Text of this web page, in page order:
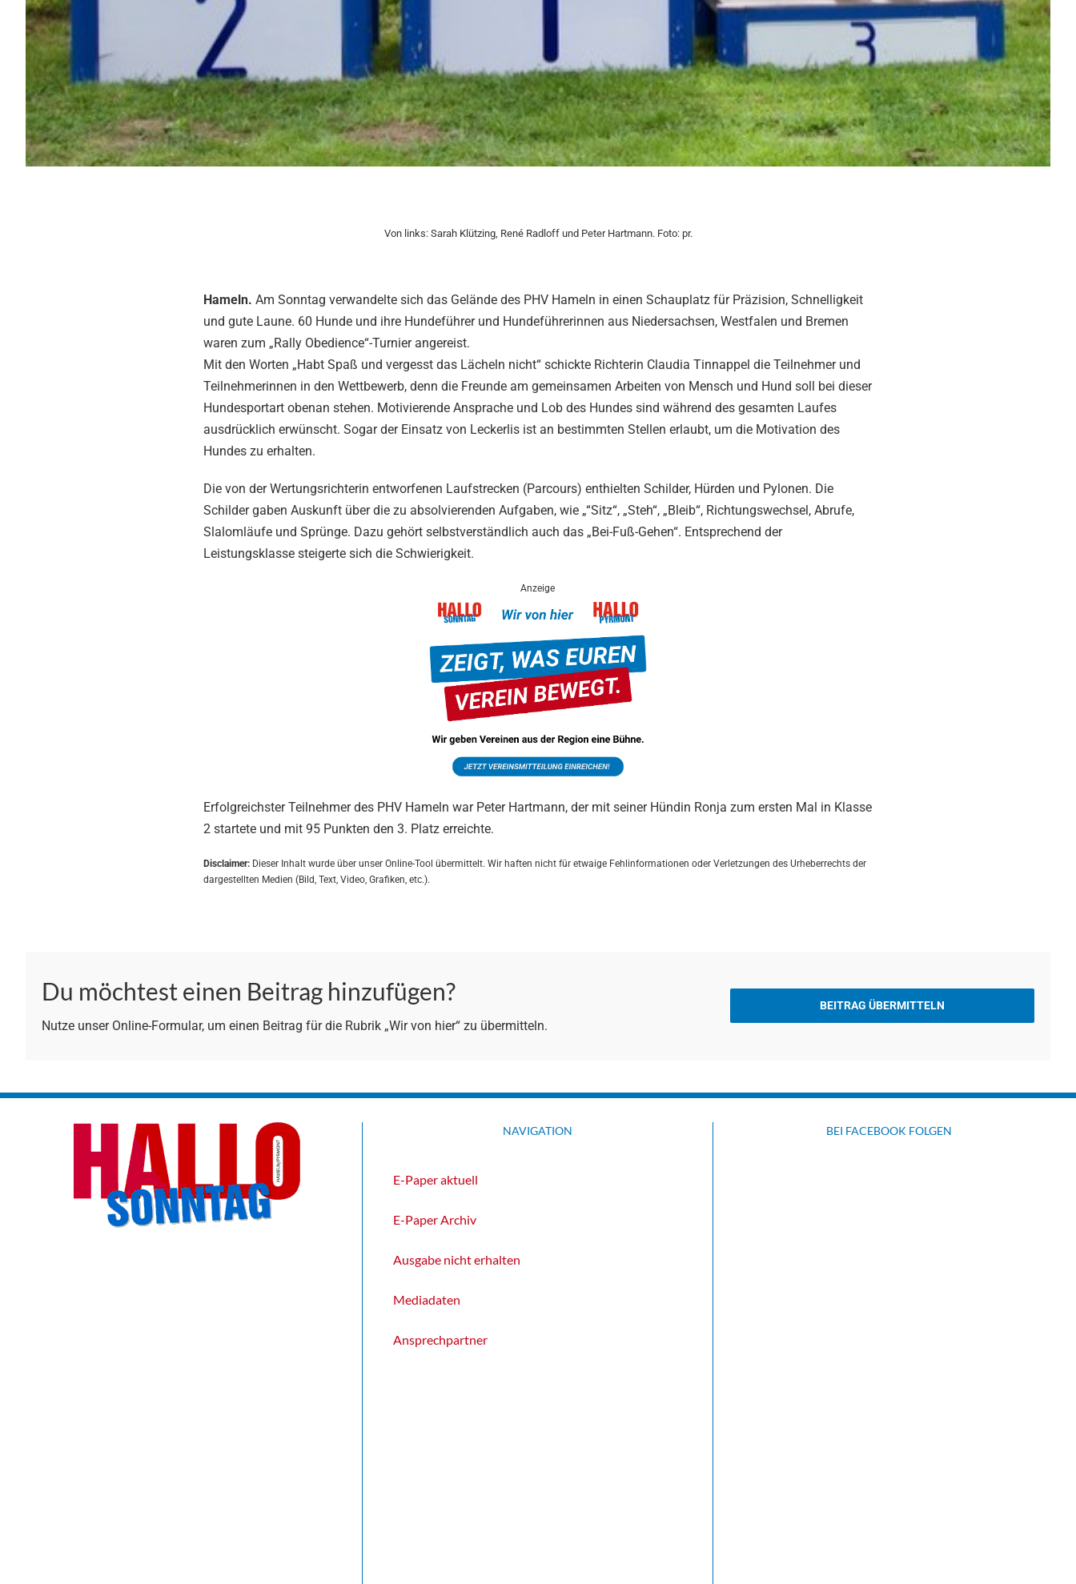
Von links: Sarah Klützing, René Radloff und Peter Hartmann. Foto: pr.
Hameln. Am Sonntag verwandelte sich das Gelände des PHV Hameln in einen Schauplatz für Präzision, Schnelligkeit
und gute Laune. 60 Hunde und ihre Hundeführer und Hundeführerinnen aus Niedersachsen, Westfalen und Bremen
waren zum „Rally Obedience“-Turnier angereist.
Mit den Worten „Habt Spaß und vergesst das Lächeln nicht“ schickte Richterin Claudia Tinnappel die Teilnehmer und
Teilnehmerinnen in den Wettbewerb, denn die Freunde am gemeinsamen Arbeiten von Mensch und Hund soll bei dieser
Hundesportart obenan stehen. Motivierende Ansprache und Lob des Hundes sind während des gesamten Laufes
ausdrücklich erwünscht. Sogar der Einsatz von Leckerlis ist an bestimmten Stellen erlaubt, um die Motivation des
Hundes zu erhalten.
Die von der Wertungsrichterin entworfenen Laufstrecken (Parcours) enthielten Schilder, Hürden und Pylonen. Die
Schilder gaben Auskunft über die zu absolvierenden Aufgaben, wie „“Sitz“, „Steh“, „Bleib“, Richtungswechsel, Abrufe,
Slalomläufe und Sprünge. Dazu gehört selbstverständlich auch das „Bei-Fuß-Gehen“. Entsprechend der
Leistungsklasse steigerte sich die Schwierigkeit.
Anzeige
Erfolgreichster Teilnehmer des PHV Hameln war Peter Hartmann, der mit seiner Hündin Ronja zum ersten Mal in Klasse
2 startete und mit 95 Punkten den 3. Platz erreichte.
Disclaimer: Dieser Inhalt wurde über unser Online-Tool übermittelt. Wir haften nicht für etwaige Fehlinformationen oder Verletzungen des Urheberrechts der
dargestellten Medien (Bild, Text, Video, Grafiken, etc.).
Du möchtest einen Beitrag hinzufügen?
Nutze unser Online-Formular, um einen Beitrag für die Rubrik „Wir von hier“ zu übermitteln.
BEITRAG ÜBERMITTELN
NAVIGATION
E-Paper aktuell
E-Paper Archiv
Ausgabe nicht erhalten
Mediadaten
Ansprechpartner
BEI FACEBOOK FOLGEN